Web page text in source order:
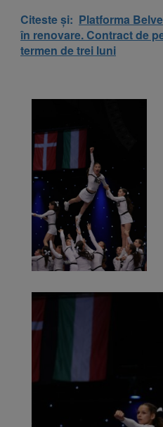
Citeste și: Platforma
în renovare. Contract de
termen de trei luni